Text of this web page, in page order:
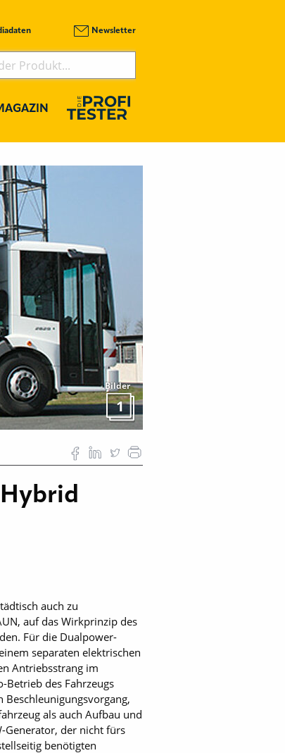
Newsletter
Bilder
1
auch zu
auf das Wirkprinzip des
Für die Dualpower-
separaten elektrischen
Antriebsstrang im
des Fahrzeugs
als auch Aufbau und
Generator, der nicht fürs
benötigten